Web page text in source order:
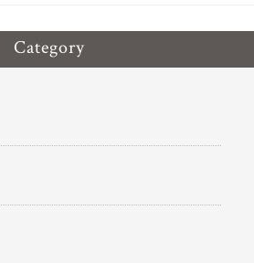
Category